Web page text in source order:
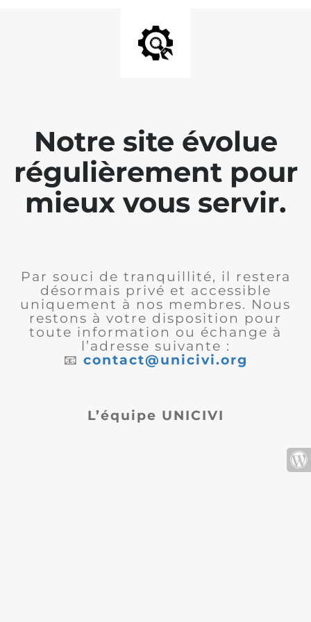
Notre site évolue
régulièrement pour
mieux vous servir.
Par souci de tranquillité, il restera
désormais privé et accessible
uniquement à nos membres. Nous
restons à votre disposition pour
toute information ou échange à
l’adresse suivante :
📧 contact@unicivi.org
L’équipe UNICIVI